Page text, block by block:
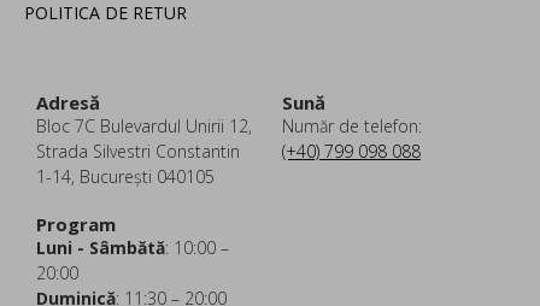
POLITICA DE RETUR
Adresă
Bloc 7C Bulevardul Unirii 12,
Strada Silvestri Constantin
1-14, București 040105
Sună
Număr de telefon:
(+40) 799 098 088
Program
Luni - Sâmbătă: 10:00 –
20:00
Duminică: 11:30 – 20:00